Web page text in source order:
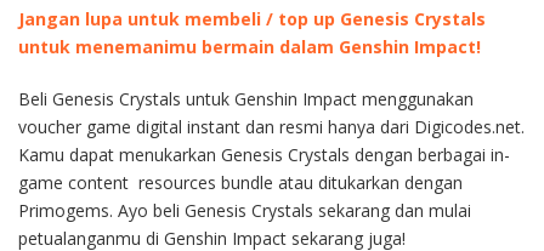
Jangan lupa untuk membeli / top up Genesis Crystals
untuk menemanimu bermain dalam Genshin Impact!
Beli Genesis Crystals untuk Genshin Impact menggunakan
voucher game digital instant dan resmi hanya dari Digicodes.net.
Kamu dapat menukarkan Genesis Crystals dengan berbagai in-
game content resources bundle atau ditukarkan dengan
Primogems. Ayo beli Genesis Crystals sekarang dan mulai
petualanganmu di Genshin Impact sekarang juga!